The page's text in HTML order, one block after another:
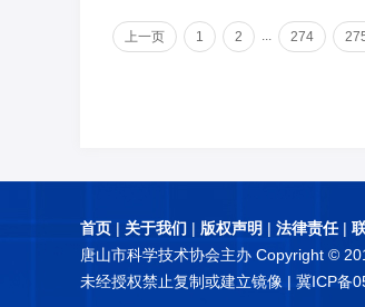
上一页 1 2 ... 274
首页 | 关于我们 | 版权声明 | 法律责任|
唐山市科学技术协会主办 Copyright ©
未经授权禁止复制或建立镜像 | 冀ICP备